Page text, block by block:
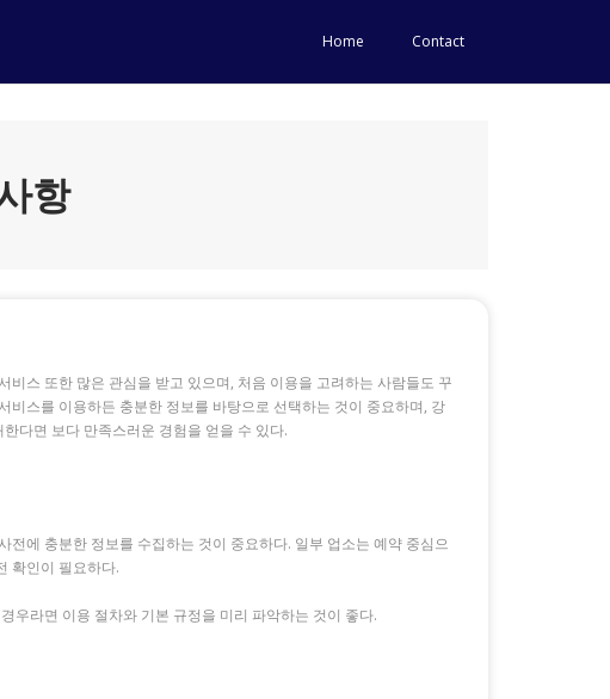
Home Contact
항
스 또한 많은 관심을 받고 있으며, 처음 이용을 고려하는 사람들도 꾸
비스를 이용하든 충분한 정보를 바탕으로 선택하는 것이 중요하며, 강
다면 보다 만족스러운 경험을 얻을 수 있다.
에 충분한 정보를 수집하는 것이 중요하다. 일부 업소는 예약 중심으
확인이 필요하다.
우라면 이용 절차와 기본 규정을 미리 파악하는 것이 좋다.